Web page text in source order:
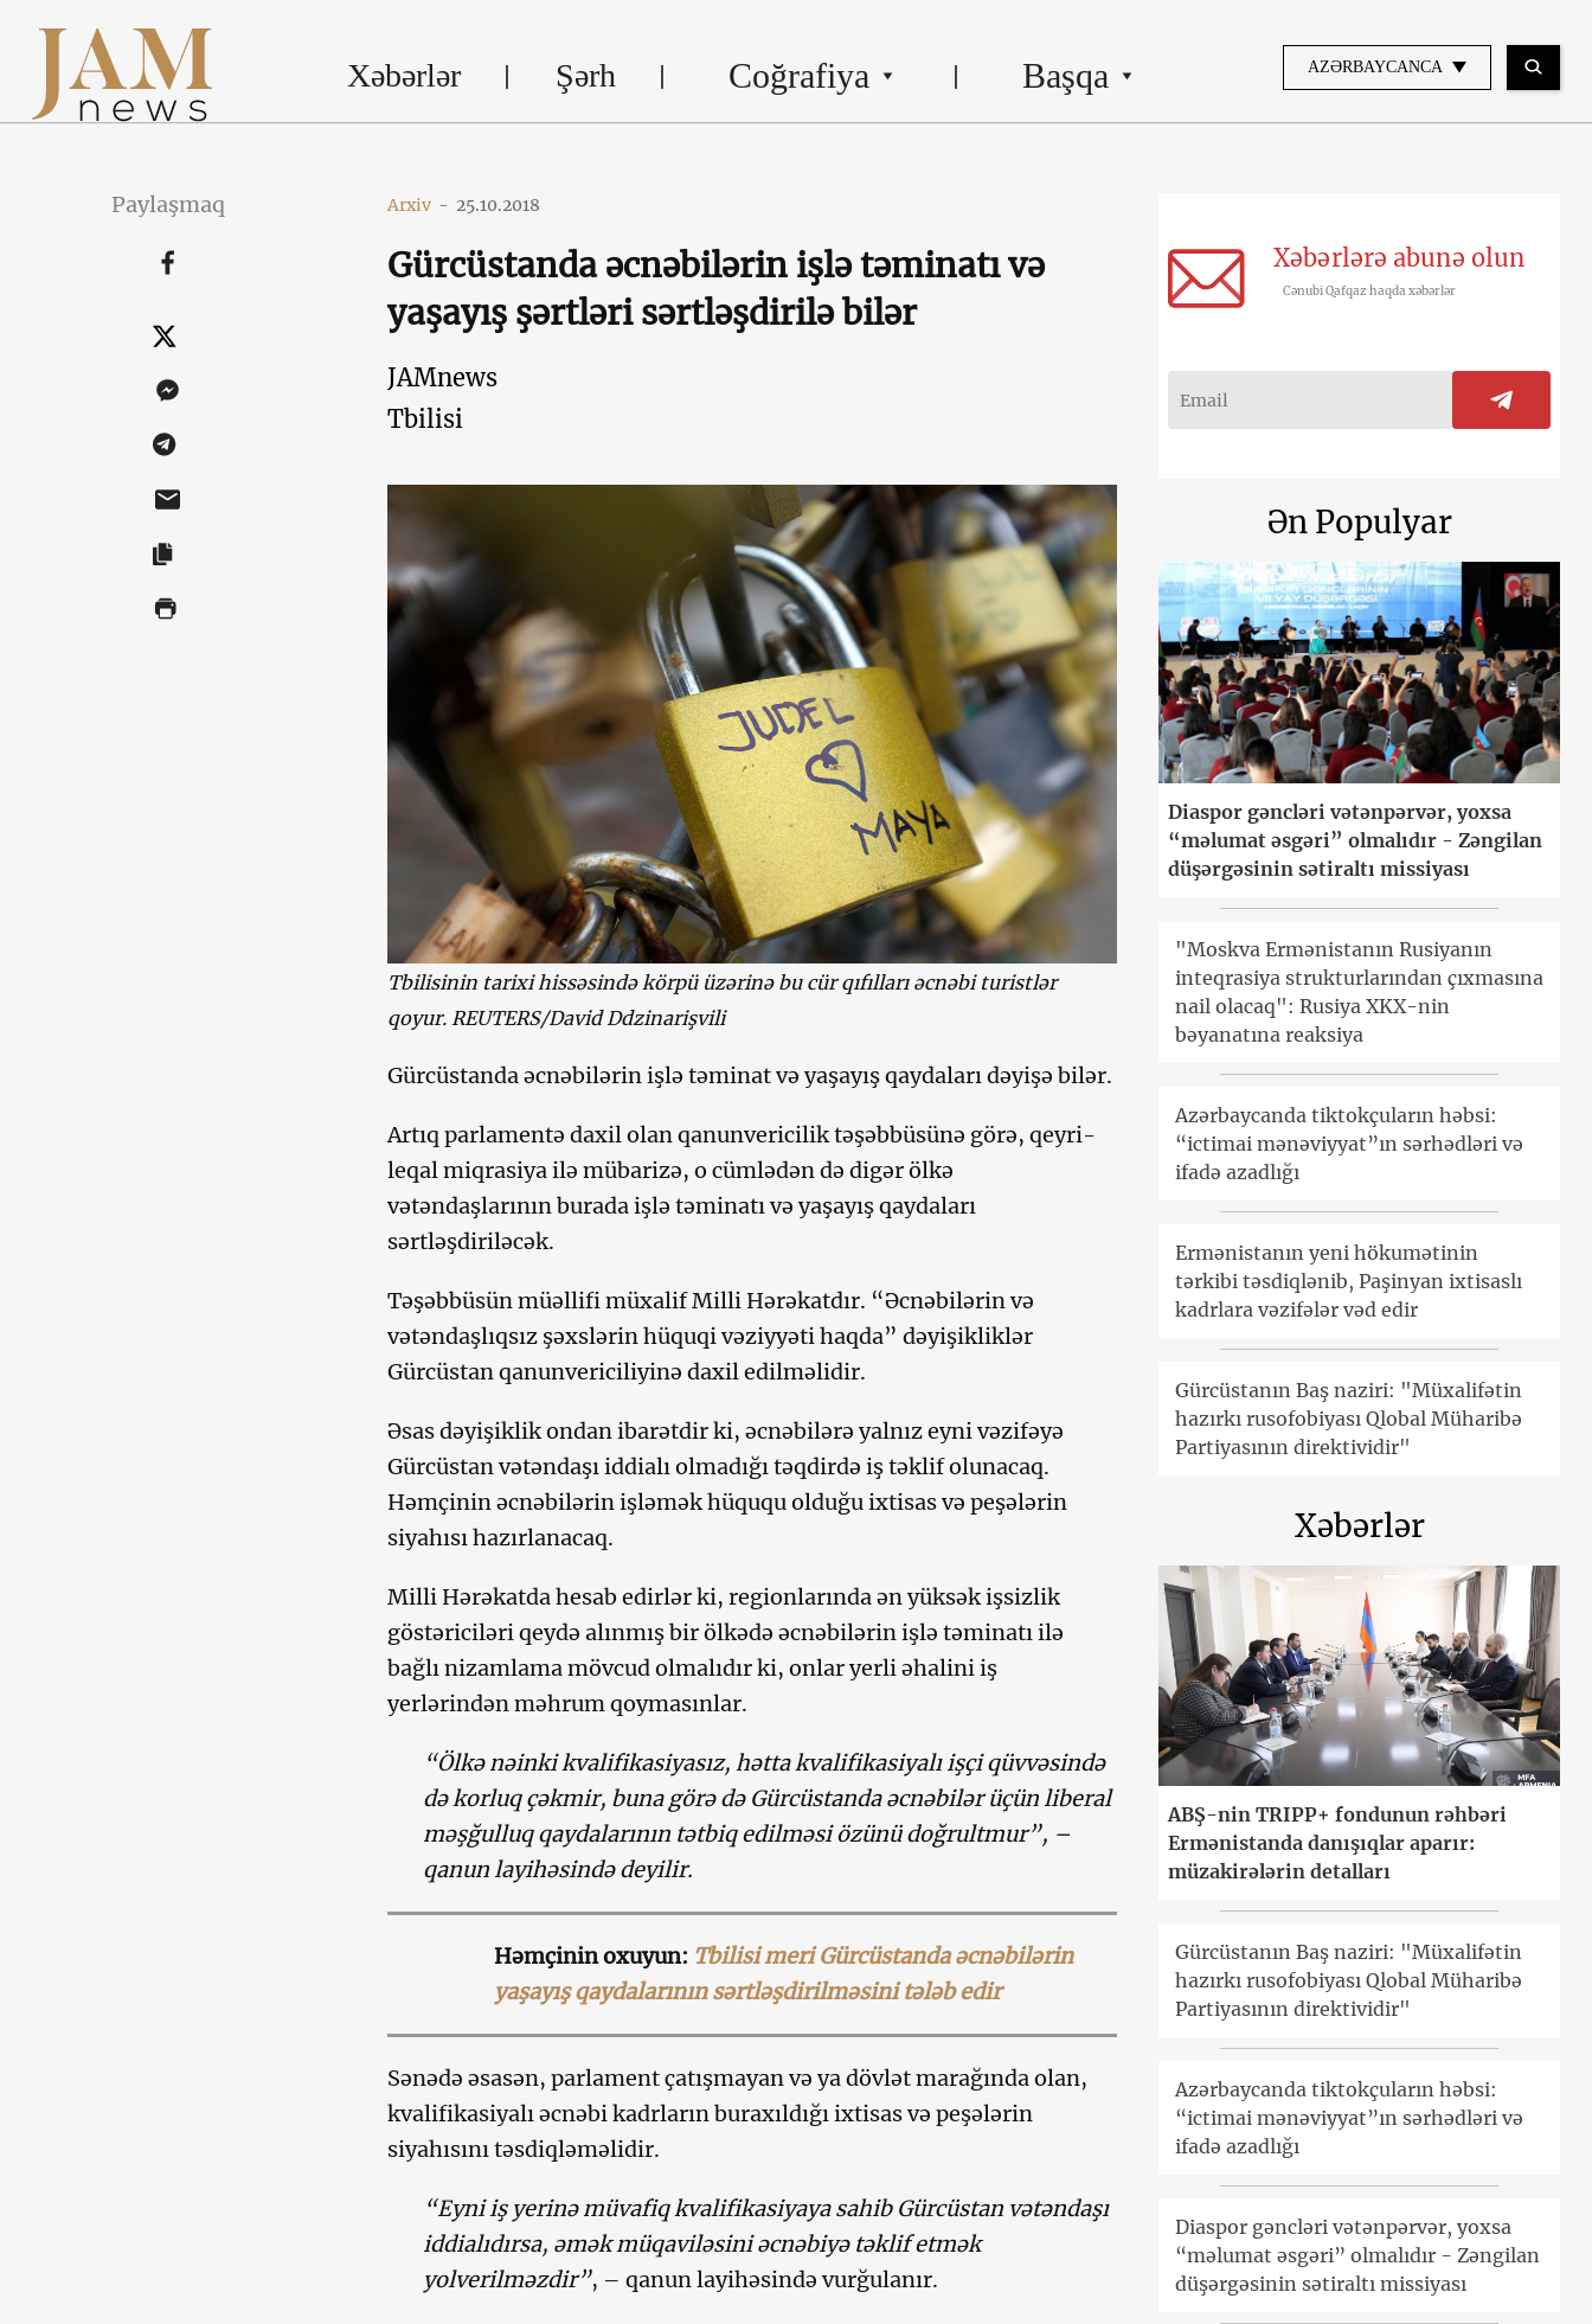
Xəbərlər Şərh Coğrafiya Başqa AZƏRBAYCANCA
Paylaşmaq Arxiv - 25.10.2018
Gürcüstanda əcnəbilərin işlə təminatı və
yaşayış şərtləri sərtləşdirilə bilər
JAMnews
Tbilisi
Tbilisinin tarixi hissəsində körpü üzərinə bu cür qıfılları əcnəbi turistlər
qoyur. REUTERS/David Ddzinarişvili
Gürcüstanda əcnəbilərin işlə təminat və yaşayış qaydaları dəyişə bilər.
Artıq parlamentə daxil olan qanunvericilik təşəbbüsünə görə, qeyri-
leqal miqrasiya ilə mübarizə, o cümlədən də digər ölkə
vətəndaşlarının burada işlə təminatı və yaşayış qaydaları
sərtləşdiriləcək.
Təşəbbüsün müəllifi müxalif Milli Hərəkatdır. “Əcnəbilərin və
vətəndaşlıqsız şəxslərin hüquqi vəziyyəti haqda” dəyişikliklər
Gürcüstan qanunvericiliyinə daxil edilməlidir.
Əsas dəyişiklik ondan ibarətdir ki, əcnəbilərə yalnız eyni vəzifəyə
Gürcüstan vətəndaşı iddialı olmadığı təqdirdə iş təklif olunacaq.
Həmçinin əcnəbilərin işləmək hüququ olduğu ixtisas və peşələrin
siyahısı hazırlanacaq.
Milli Hərəkatda hesab edirlər ki, regionlarında ən yüksək işsizlik
göstəriciləri qeydə alınmış bir ölkədə əcnəbilərin işlə təminatı ilə
bağlı nizamlama mövcud olmalıdır ki, onlar yerli əhalini iş
yerlərindən məhrum qoymasınlar.
“Ölkə nəinki kvalifikasiyasız, hətta kvalifikasiyalı işçi qüvvəsində
də korluq çəkmir, buna görə də Gürcüstanda əcnəbilər üçün liberal
məşğulluq qaydalarının tətbiq edilməsi özünü doğrultmur”, –
qanun layihəsində deyilir.
Həmçinin oxuyun: Tbilisi meri Gürcüstanda əcnəbilərin
yaşayış qaydalarının sərtləşdirilməsini tələb edir
Sənədə əsasən, parlament çatışmayan və ya dövlət marağında olan,
kvalifikasiyalı əcnəbi kadrların buraxıldığı ixtisas və peşələrin
siyahısını təsdiqləməlidir.
“Eyni iş yerinə müvafiq kvalifikasiyaya sahib Gürcüstan vətəndaşı
iddialıdırsa, əmək müqaviləsini əcnəbiyə təklif etmək
yolverilməzdir”, – qanun layihəsində vurğulanır.
Xəbərlərə abunə olun
Cənubi Qafqaz haqda xəbərlər
Ən Populyar
Diaspor gəncləri vətənpərvər, yoxsa
“məlumat əsgəri” olmalıdır - Zəngilan
düşərgəsinin sətiraltı missiyası
"Moskva Ermənistanın Rusiyanın
inteqrasiya strukturlarından çıxmasına
nail olacaq": Rusiya XKX-nin
bəyanatına reaksiya
Azərbaycanda tiktokçuların həbsi:
“ictimai mənəviyyat”ın sərhədləri və
ifadə azadlığı
Ermənistanın yeni hökumətinin
tərkibi təsdiqlənib, Paşinyan ixtisaslı
kadrlara vəzifələr vəd edir
Gürcüstanın Baş naziri: "Müxalifətin
hazırkı rusofobiyası Qlobal Müharibə
Partiyasının direktividir"
Xəbərlər
ABŞ-nin TRIPP+ fondunun rəhbəri
Ermənistanda danışıqlar aparır:
müzakirələrin detalları
Gürcüstanın Baş naziri: "Müxalifətin
hazırkı rusofobiyası Qlobal Müharibə
Partiyasının direktividir"
Azərbaycanda tiktokçuların həbsi:
“ictimai mənəviyyat”ın sərhədləri və
ifadə azadlığı
Diaspor gəncləri vətənpərvər, yoxsa
“məlumat əsgəri” olmalıdır - Zəngilan
düşərgəsinin sətiraltı missiyası